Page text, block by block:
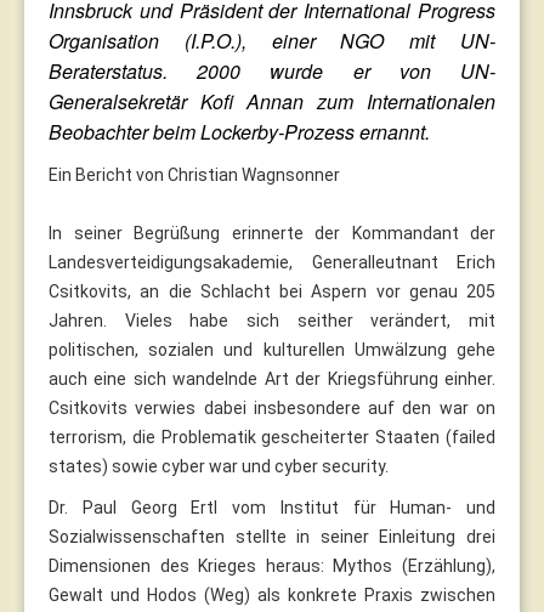
Innsbruck und Präsident der International Progress
Organisation (I.P.O.), einer NGO mit UN-
Beraterstatus. 2000 wurde er von UN-
Generalsekretär Kofi Annan zum Internationalen
Beobachter beim Lockerby-Prozess ernannt.
Ein Bericht von Christian Wagnsonner
In seiner Begrüßung erinnerte der Kommandant der
Landesverteidigungsakademie, Generalleutnant Erich
Csitkovits, an die Schlacht bei Aspern vor genau 205
Jahren. Vieles habe sich seither verändert, mit
politischen, sozialen und kulturellen Umwälzung gehe
auch eine sich wandelnde Art der Kriegsführung einher.
Csitkovits verwies dabei insbesondere auf den war on
terrorism, die Problematik gescheiterter Staaten (failed
states) sowie cyber war und cyber security.
Dr. Paul Georg Ertl vom Institut für Human- und
Sozialwissenschaften stellte in seiner Einleitung drei
Dimensionen des Krieges heraus: Mythos (Erzählung),
Gewalt und Hodos (Weg) als konkrete Praxis zwischen